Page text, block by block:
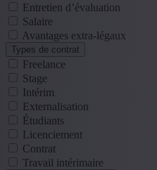
Entretien d’évaluation
Salaire
Avantages extra-légaux
Types de contrat
Freelance
Stage
Intérim
Externalisation
Étudiants
Licenciement
Contrat
Travail intérimaire